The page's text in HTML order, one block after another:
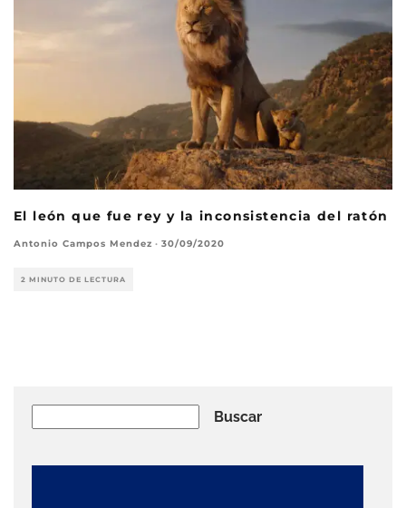
El león que fue rey y la inconsistencia del ratón
Antonio Campos Mendez · 30/09/2020
2 MINUTO DE LECTURA
Buscar